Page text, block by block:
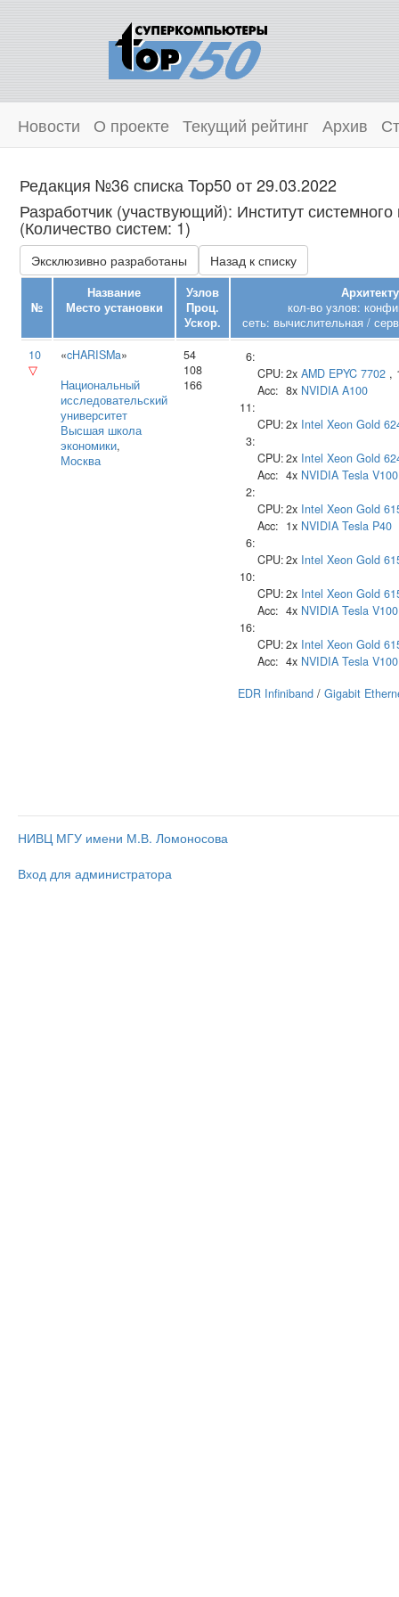
Новости О проекте Текущий рейтинг Архив
Редакция №36 списка Top50 от 29.03.2022
Разработчик (участвующий): Институт
(Количество систем: 1)
Эксклюзивно разработаны Назад к списку
№
Название
Место установки
Узлов
Проц.
Ускор.
кол-во узлов:
сеть: вычислительная /
10
▽
«cHARISMa»
Национальный
исследовательский
университет
Высшая школа
экономики,
Москва
54
108
166
6:
CPU:2x AMD EPYC 7702 ,
Acc: 8x NVIDIA A100
11:
CPU:2x Intel Xeon Gold
3:
CPU:2x Intel Xeon Gold
Acc: 4x NVIDIA Tesla V100
2:
CPU:2x Intel Xeon Gold
Acc: 1x NVIDIA Tesla P40
6:
CPU:2x Intel Xeon Gold
10:
CPU:2x Intel Xeon Gold
Acc: 4x NVIDIA Tesla V100
16:
CPU:2x Intel Xeon Gold
Acc: 4x NVIDIA Tesla V100
EDR Infiniband / Gigabit
НИВЦ МГУ имени М.В. Ломоносова
Вход для администратора